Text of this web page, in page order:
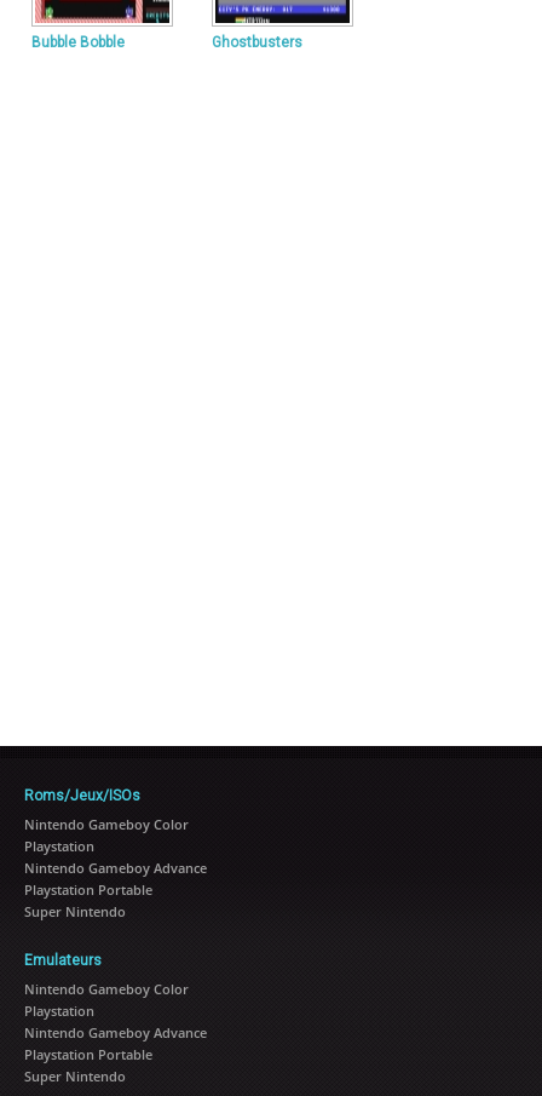
Bubble Bobble Ghostbusters
Roms/Jeux/ISOs
Nintendo Gameboy Color
Playstation
Nintendo Gameboy Advance
Playstation Portable
Super Nintendo
Emulateurs
Nintendo Gameboy Color
Playstation
Nintendo Gameboy Advance
Playstation Portable
Super Nintendo